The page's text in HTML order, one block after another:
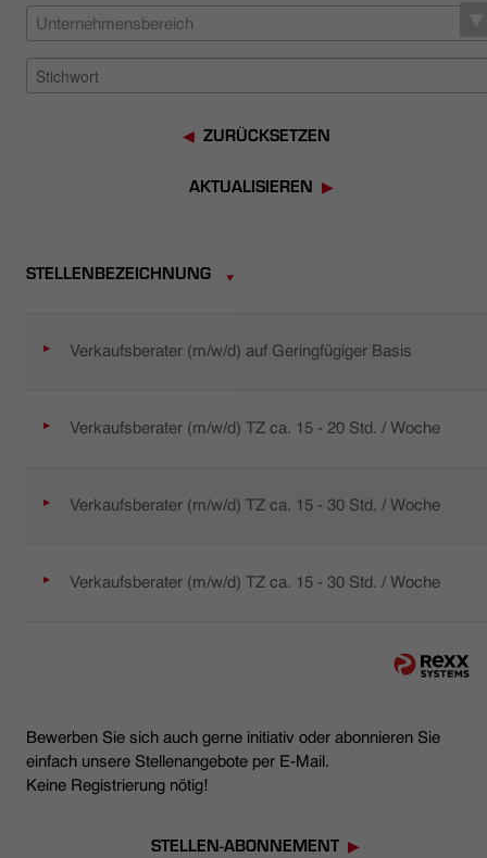
Unternehmensbereich
ZURÜCKSETZEN
AKTUALISIEREN
STELLENBEZEICHNUNG
Verkaufsberater (m/w/d) auf Geringfügiger Basis
Verkaufsberater (m/w/d) TZ ca. 15 - 20 Std. / Woche
Verkaufsberater (m/w/d) TZ ca. 15 - 30 Std. / Woche
Verkaufsberater (m/w/d) TZ ca. 15 - 30 Std. / Woche
Bewerben Sie sich auch gerne initiativ oder abonnieren Sie
einfach unsere Stellenangebote per E-Mail.
Keine Registrierung nötig!
STELLEN-ABONNEMENT